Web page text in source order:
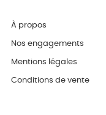
À propos
Nos engagements
Mentions légales
Conditions de vente